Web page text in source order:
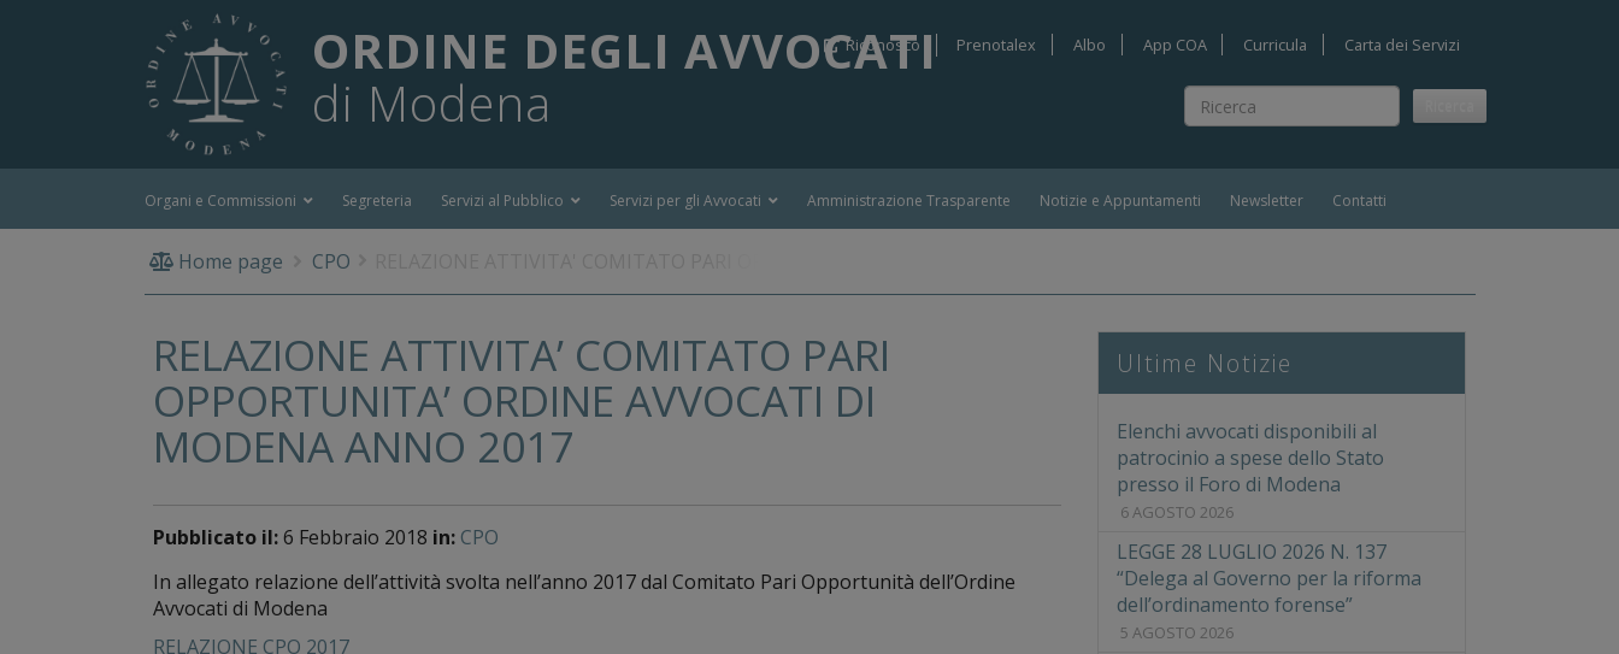
ORDINE DEGLI AVVOCATI
di Modena
Ricerca
Riconosco Prenotalex Albo App COA Curricula Carta dei Servizi
Organi e Commissioni Segreteria Servizi al Pubblico Servizi per gli Avvocati Amministrazione Trasparente Notizie e Appuntamenti Newsletter Contatti
Home page CPO
RELAZIONE ATTIVITA’ COMITATO PARI
OPPORTUNITA’ ORDINE AVVOCATI DI
MODENA ANNO 2017
Pubblicato il:6 Febbraio 2018 in: CPO
In allegato relazione dell’attività svolta nell’anno 2017 dal Comitato Pari Opportunità dell’Ordine
Avvocati di Modena
RELAZIONE CPO 2017
Ultime Notizie
Elenchi avvocati disponibili al
patrocinio a spese dello Stato
presso il Foro di Modena
6 AGOSTO 2026
LEGGE 28 LUGLIO 2026 N. 137
“Delega al Governo per la riforma
dell’ordinamento forense”
5 AGOSTO 2026